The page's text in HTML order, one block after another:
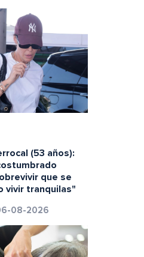
(53 años):
que se
vivir tranquilas"
08-2026